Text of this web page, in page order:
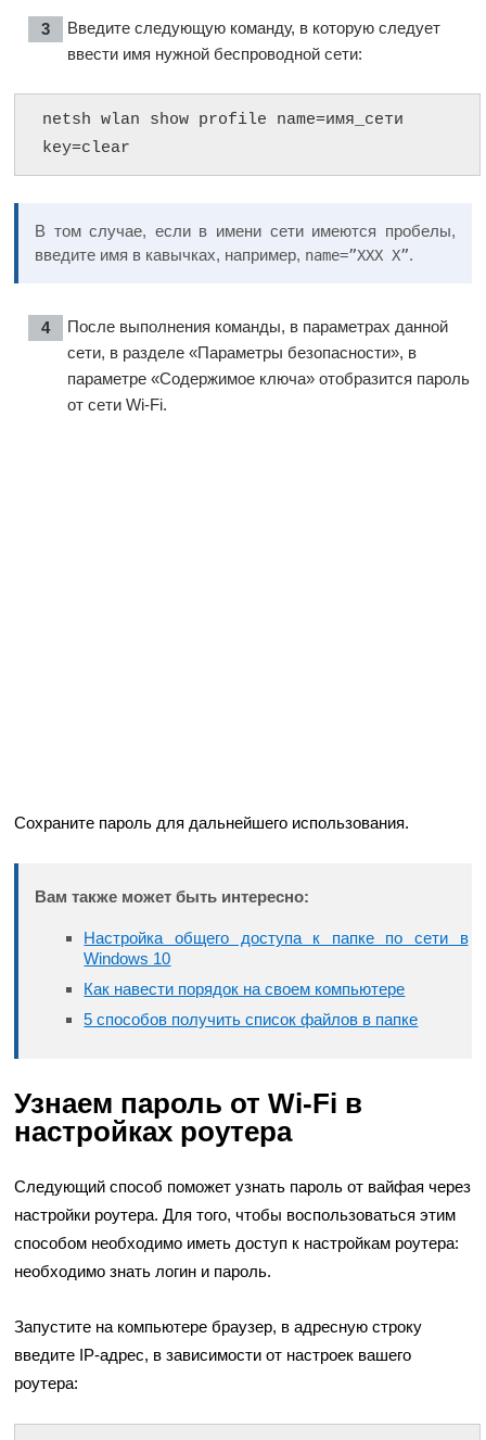
Введите следующую команду, в которую следует
ввести имя нужной беспроводной сети:
netsh wlan show profile name=имя_сети
key=clear
В том случае, если в имени сети имеются пробелы,
введите имя в кавычках, например, name=”XXX X”.
После выполнения команды, в параметрах данной
сети, в разделе «Параметры безопасности», в
параметре «Содержимое ключа» отобразится пароль
от сети Wi-Fi.
Сохраните пароль для дальнейшего использования.
Вам также может быть интересно:
Настройка общего доступа к папке по сети в
Windows 10
Как навести порядок на своем компьютере
5 способов получить список файлов в папке
Узнаем пароль от Wi-Fi в
настройках роутера
Следующий способ поможет узнать пароль от вайфая через
настройки роутера. Для того, чтобы воспользоваться этим
способом необходимо иметь доступ к настройкам роутера:
необходимо знать логин и пароль.
Запустите на компьютере браузер, в адресную строку
введите IP-адрес, в зависимости от настроек вашего
роутера: